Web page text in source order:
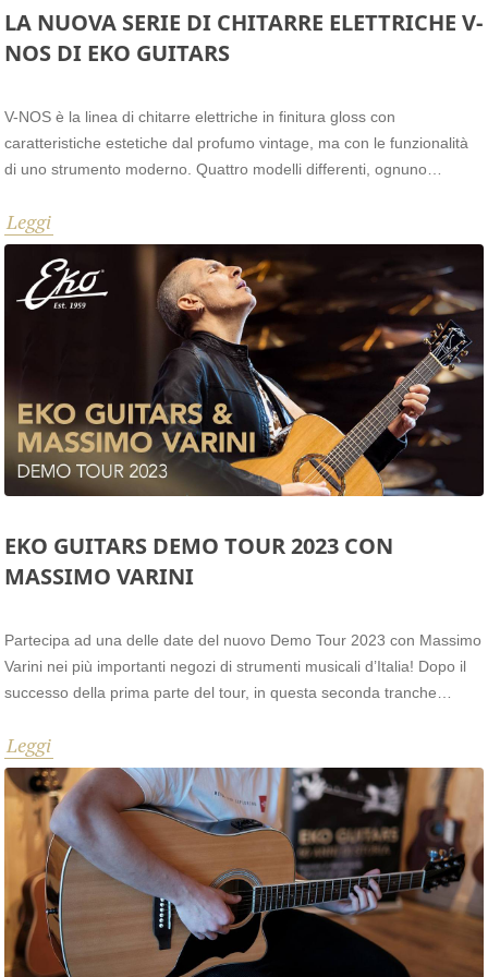
LA NUOVA SERIE DI CHITARRE ELETTRICHE V-
NOS DI EKO GUITARS
V-NOS è la linea di chitarre elettriche in finitura gloss con
caratteristiche estetiche dal profumo vintage, ma con le funzionalità
di uno strumento moderno. Quattro modelli differenti, ognuno
White che vanno ad ampliare la serie di chitarre Tribute e Original.
Leggi
EKO GUITARS DEMO TOUR 2023 CON
MASSIMO VARINI
Partecipa ad una delle date del nuovo Demo Tour 2023 con Massimo
Varini nei più importanti negozi di strumenti musicali d’Italia! Dopo il
successo della prima parte del tour, in questa seconda tranche
partire dal 12 Settembre. Scopri le Date!
Leggi